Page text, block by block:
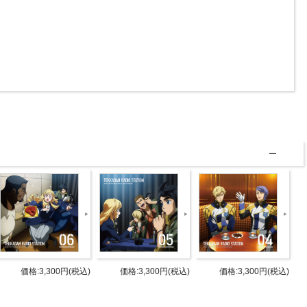
価格:3,300円(税込) 価格:3,300円(税込) 価格:3,300円(税込)